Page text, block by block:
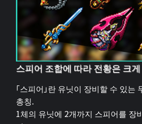
스피어 조합에 따라 전황은 크
「스피어」란 유닛이 장비할 수 있는
총칭.
1체의 유닛에 2개까지 스피어를 장